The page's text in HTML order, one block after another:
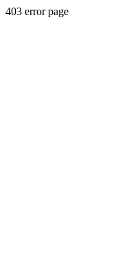
403 error page